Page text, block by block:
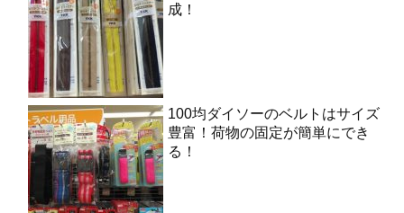
成！
100均ダイソーのベルトはサイズ
豊富！荷物の固定が簡単にでき
る！